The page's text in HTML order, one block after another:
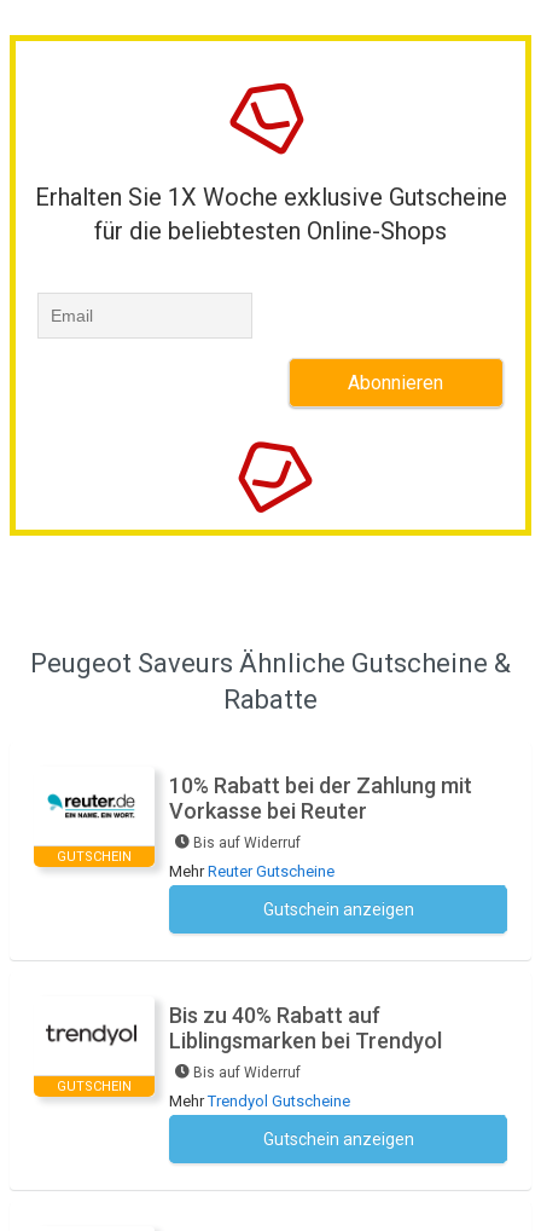
Erhalten Sie 1X Woche exklusive Gutscheine
für die beliebtesten Online-Shops
Peugeot Saveurs Ähnliche Gutscheine &
Rabatte
GUTSCHEIN
10% Rabatt bei der Zahlung mit
Vorkasse bei Reuter
Bis auf Widerruf
MehrReuter Gutscheine
Gutschein anzeigen
GUTSCHEIN
Bis zu 40% Rabatt auf
Liblingsmarken bei Trendyol
Bis auf Widerruf
MehrTrendyol Gutscheine
Gutschein anzeigen